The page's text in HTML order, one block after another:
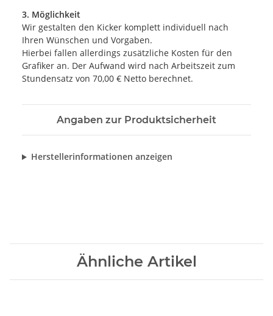
3. Möglichkeit
Wir gestalten den Kicker komplett individuell nach
Ihren Wünschen und Vorgaben.
Hierbei fallen allerdings zusätzliche Kosten für den
Grafiker an. Der Aufwand wird nach Arbeitszeit zum
Stundensatz von 70,00 € Netto berechnet.
Angaben zur Produktsicherheit
Herstellerinformationen anzeigen
Ähnliche Artikel